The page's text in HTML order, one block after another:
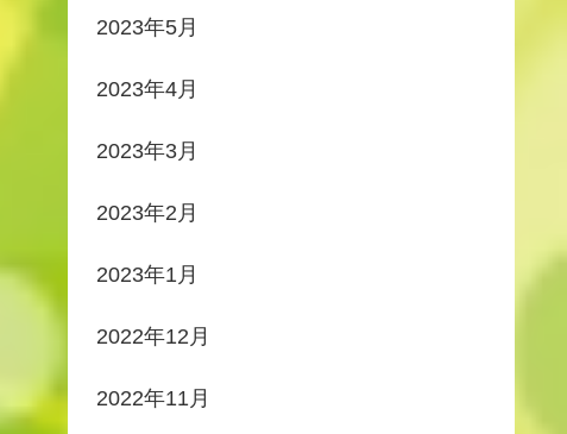
2023年5月
2023年4月
2023年3月
2023年2月
2023年1月
2022年12月
2022年11月